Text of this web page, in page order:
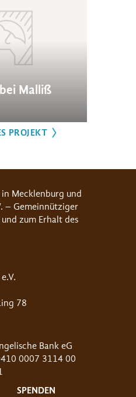
Malliß
PROJEKT
Mecklenburg und
– Gemeinnütziger
zum Erhalt des
78
Bank eG
0007 3114 00
SPENDEN